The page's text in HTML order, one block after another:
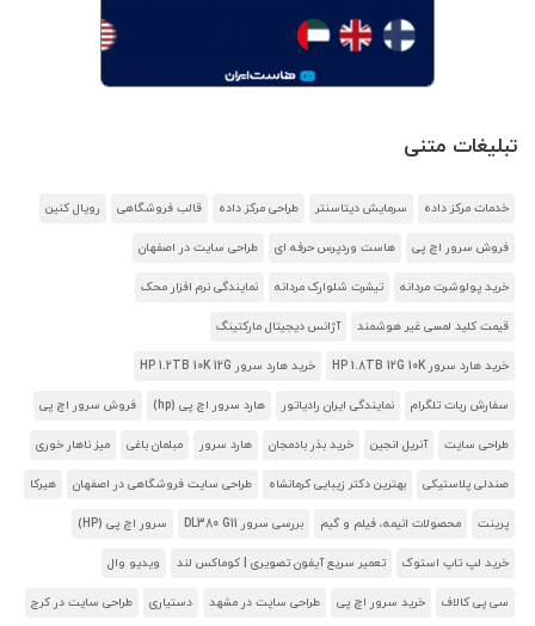
تبلیغات متنی
خدمات مرکز داده سرمایش دیتاسنتر طراحی مرکز داده قالب فروشگاهی رویال کنین
فروش سرور اچ پی هاست وردپرس حرفه ای طراحی سایت در اصفهان
خرید پولوشرت مردانه تیشرت شلوارک مردانه نمایندگی نرم افزار محک
قیمت کلید لمسی غیر هوشمند آژانس دیجیتال مارکتینگ
خرید هارد سرور HP 1.8TB 12G 10K خرید هارد سرور HP 1.2TB 10K 12G
سفارش ربات تلگرام نمایندگی ایران رادیاتور هارد سرور اچ پی (hp) فروش سرور اچ پی
طراحی سایت آنریل انجین خرید بذر بادمجان هارد سرور مبلمان باغی میز ناهار خوری
صندلی پلاستیکی بهترین دکتر زیبایی کرمانشاه طراحی سایت فروشگاهی در اصفهان هیرکا
پرینت محصولات انیمه، فیلم و گیم بررسی سرور DL380 G11 سرور اچ پی (HP)
خرید لپ تاپ استوک تعمیر سریع آیفون تصویری | کوماکس لند ویدیو وال
سی پی کالاف خرید سرور اچ پی طراحی سایت در مشهد دستیاری طراحی سایت در کرج